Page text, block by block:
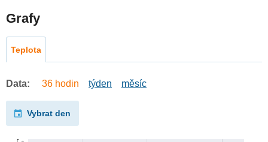
Grafy
Teplota
Data: 36 hodin týden měsíc
Vybrat den